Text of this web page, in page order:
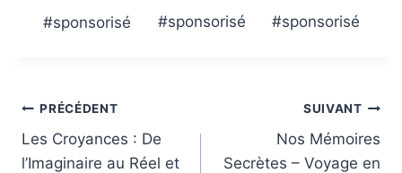
#sponsorisé #sponsorisé #sponsorisé
Navigation
de
PRÉCÉDENT
Les Croyances : De
l’Imaginaire au Réel et
SUIVANT
Nos Mémoires
Secrètes – Voyage en